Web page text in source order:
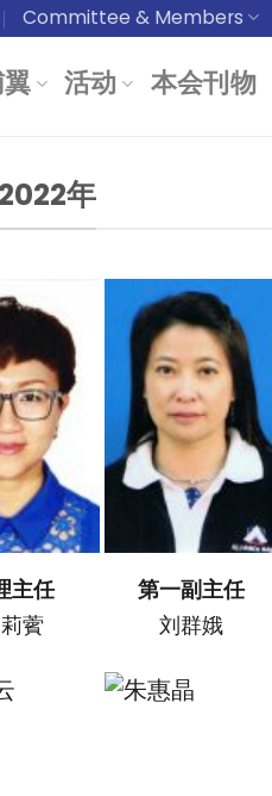
Committee & Members
活动 本会刊物
年
主任
薲
第一副主任
刘群娥